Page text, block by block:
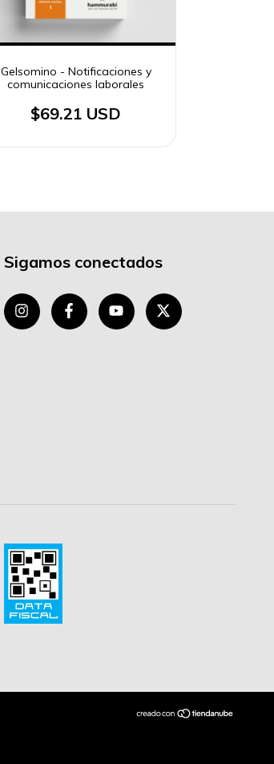
Gelsomino - Notificaciones y
comunicaciones laborales
$69.21 USD
Sigamos conectados